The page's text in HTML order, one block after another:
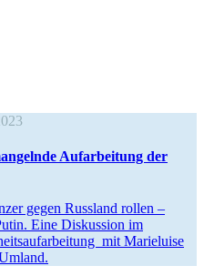
Aufar­beitung der
gegen Russland rollen –
Eine Diskussion im
mit Marie­luise